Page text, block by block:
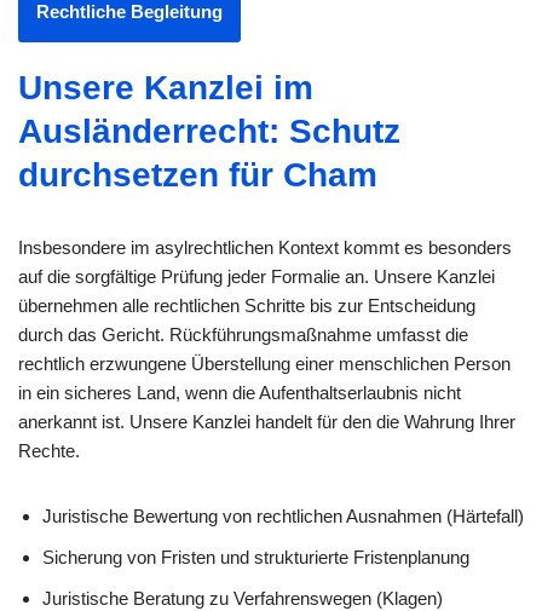
Rechtliche Begleitung
Unsere Kanzlei im
Ausländerrecht: Schutz
durchsetzen für Cham
Insbesondere im asylrechtlichen Kontext kommt es besonders
auf die sorgfältige Prüfung jeder Formalie an. Unsere Kanzlei
übernehmen alle rechtlichen Schritte bis zur Entscheidung
durch das Gericht. Rückführungsmaßnahme umfasst die
rechtlich erzwungene Überstellung einer menschlichen Person
in ein sicheres Land, wenn die Aufenthaltserlaubnis nicht
anerkannt ist. Unsere Kanzlei handelt für den die Wahrung Ihrer
Rechte.
Juristische Bewertung von rechtlichen Ausnahmen (Härtefall)
Sicherung von Fristen und strukturierte Fristenplanung
Juristische Beratung zu Verfahrenswegen (Klagen)